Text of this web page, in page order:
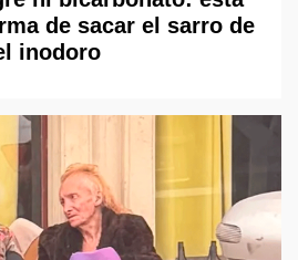
de sacar el sarro de
inodoro